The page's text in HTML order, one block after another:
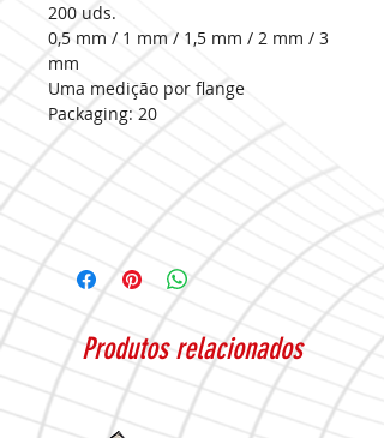
200 uds.
0,5 mm / 1 mm / 1,5 mm / 2 mm / 3
mm
Uma medição por flange
Packaging: 20
Produtos relacionados